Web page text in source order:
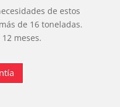
de estos
de 16 toneladas.
meses.